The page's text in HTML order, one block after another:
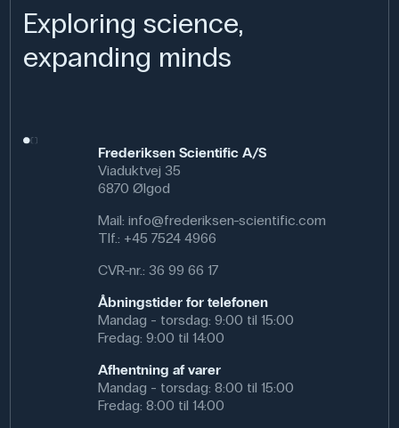
Exploring science,
expanding minds
Frederiksen Scientific A/S
Viaduktvej 35
6870 Ølgod
Mail: info@frederiksen-scientific.com
Tlf.: +45 7524 4966
CVR-nr.: 36 99 66 17
Åbningstider for telefonen
Mandag - torsdag: 9:00 til 15:00
Fredag: 9:00 til 14:00
Afhentning af varer
Mandag - torsdag: 8:00 til 15:00
Fredag: 8:00 til 14:00